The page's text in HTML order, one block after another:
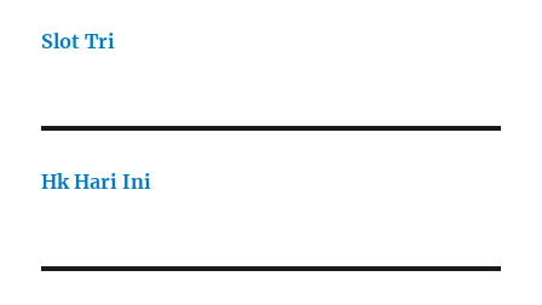
Slot Tri
Hk Hari Ini